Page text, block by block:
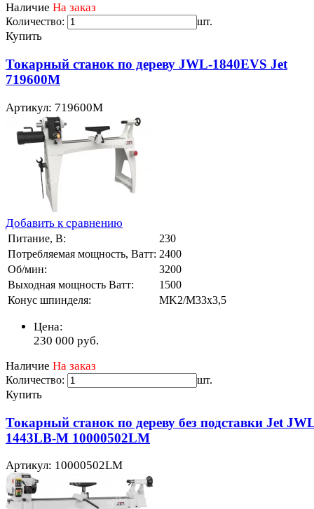
Наличие На заказ
Количество: шт.
Купить
Токарный станок по дереву JWL-1840EVS Jet
719600M
Артикул: 719600M
Добавить к сравнению
Питание, В:
230
Потребляемая мощность, Ватт: 2400
Об/мин:
3200
Выходная мощность Ватт:
1500
Конус шпинделя:
MK2/M33x3,5
Цена:
230 000 руб.
Наличие На заказ
Количество: шт.
Купить
Токарный станок по дереву без подставки Jet
1443LB-M 10000502LM
Артикул: 10000502LM